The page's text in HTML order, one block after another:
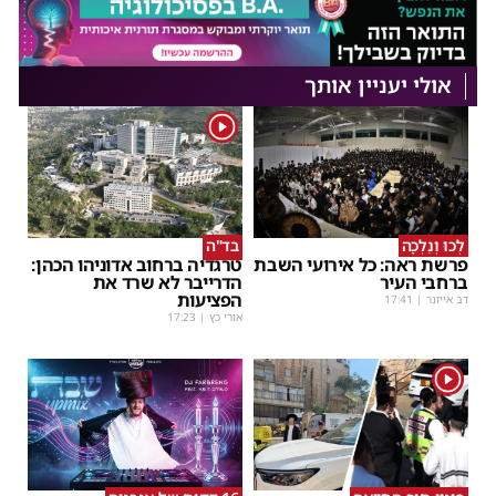
אולי יעניין אותך
לְכוּ וְנֵלְכָה
פרשת ראה: כל אירועי השבת
ברחבי העיר
דב אייזנר |
17:41
1
בד"ה
טרגדיה ברחוב אדוניהו הכהן:
הדרייבר לא שרד את
הפציעות
אורי כץ |
17:23
1